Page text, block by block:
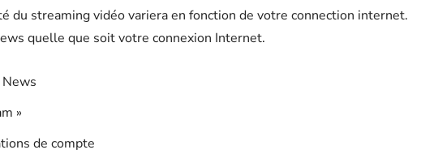
du streaming vidéo variera en fonction de votre connection internet.
quelle que soit votre connexion Internet.
»
de compte